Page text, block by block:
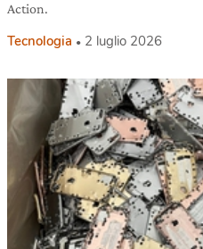
Action.
Tecnologia 2 luglio 2026